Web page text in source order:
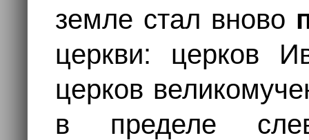
земле стал вново
церкви: церков
церков
в пределе